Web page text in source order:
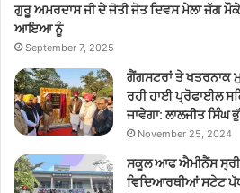
ਗੁਰੂ ਅਮਰਦਾਸ ਜੀ ਦੇ ਜੋਤੀ ਜੋਤ ਦਿਵਸ ਮੇਲਾ ਜੱਗ
ਆਇਆ ਨੂੰ
September 7, 2025
ਗੈਂਗਸਟਰਾਂ ਤੇ ਖਤਰਨਾਕ
ਰਹੀ ਹਾਈ ਪ੍ਰੋਫਾਈਲ
ਜਾਵੇਗਾ: ਲਾਲਜੀਤ ਸਿੰਘ
November 25, 2024
ਸਕੂਲ ਆਫ ਐਮੀਨੈਂਸ
ਵਿਦਿਆਰਥੀਆਂ ਸਟੇਟ